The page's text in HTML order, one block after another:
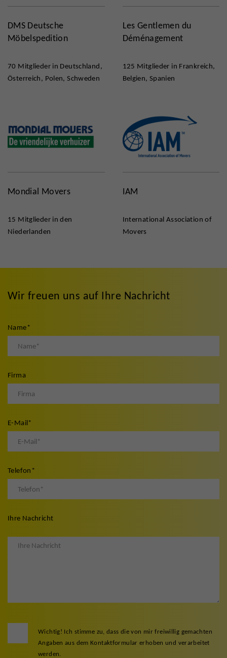
DMS Deutsche
Möbelspedition
70 Mitglieder in Deutschland,
Österreich, Polen, Schweden
Les Gentlemen du
Déménagement
125 Mitglieder in Frankreich,
Belgien, Spanien
Mondial Movers
15 Mitglieder in den
Niederlanden
IAM
International Association of
Movers
Wir freuen uns auf Ihre Nachricht
Name*
Firma
E-Mail*
Telefon *
Ihre Nachricht
Wichtig! Ich stimme zu, dass die von mir freiwillig gemachten
Angaben aus dem Kontaktformular erhoben und verarbeitet
werden.